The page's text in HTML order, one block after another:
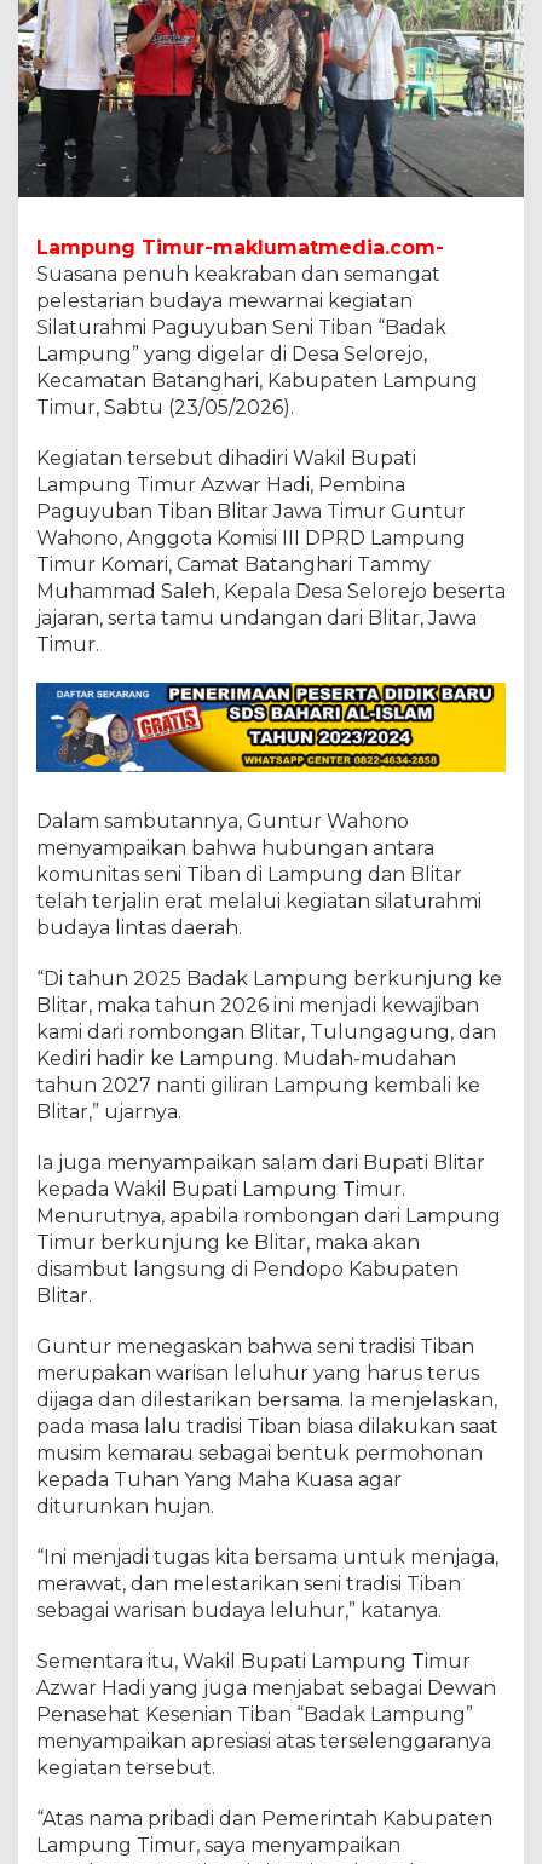
l
u
h
u
r
H
a
u
d
J
a
g
a
D
i
a
w
t
D
a
n
D
i
s
t
a
r
a
n
Lampung Timur-maklumatmedia.com-
Suasana penuh keakraban dan semangat
pelestarian budaya mewarnai kegiatan
Silaturahmi Paguyuban Seni Tiban “Badak
Lampung” yang digelar di Desa Selorejo,
Kecamatan Batanghari, Kabupaten Lampung
Timur, Sabtu (23/05/2026).
Kegiatan tersebut dihadiri Wakil Bupati
Lampung Timur Azwar Hadi, Pembina
Paguyuban Tiban Blitar Jawa Timur Guntur
Wahono, Anggota Komisi III DPRD Lampung
Timur Komari, Camat Batanghari Tammy
Muhammad Saleh, Kepala Desa Selorejo beserta
jajaran, serta tamu undangan dari Blitar, Jawa
Timur.
Dalam sambutannya, Guntur Wahono
menyampaikan bahwa hubungan antara
komunitas seni Tiban di Lampung dan Blitar
telah terjalin erat melalui kegiatan silaturahmi
budaya lintas daerah.
“Di tahun 2025 Badak Lampung berkunjung ke
Blitar, maka tahun 2026 ini menjadi kewajiban
kami dari rombongan Blitar, Tulungagung, dan
Kediri hadir ke Lampung. Mudah-mudahan
tahun 2027 nanti giliran Lampung kembali ke
Blitar,” ujarnya.
Ia juga menyampaikan salam dari Bupati Blitar
kepada Wakil Bupati Lampung Timur.
Menurutnya, apabila rombongan dari Lampung
Timur berkunjung ke Blitar, maka akan
disambut langsung di Pendopo Kabupaten
Blitar.
Guntur menegaskan bahwa seni tradisi Tiban
merupakan warisan leluhur yang harus terus
dijaga dan dilestarikan bersama. Ia menjelaskan,
pada masa lalu tradisi Tiban biasa dilakukan saat
musim kemarau sebagai bentuk permohonan
kepada Tuhan Yang Maha Kuasa agar
diturunkan hujan.
“Ini menjadi tugas kita bersama untuk menjaga,
merawat, dan melestarikan seni tradisi Tiban
sebagai warisan budaya leluhur,” katanya.
Sementara itu, Wakil Bupati Lampung Timur
Azwar Hadi yang juga menjabat sebagai Dewan
Penasehat Kesenian Tiban “Badak Lampung”
menyampaikan apresiasi atas terselenggaranya
kegiatan tersebut.
“Atas nama pribadi dan Pemerintah Kabupaten
Lampung Timur, saya menyampaikan